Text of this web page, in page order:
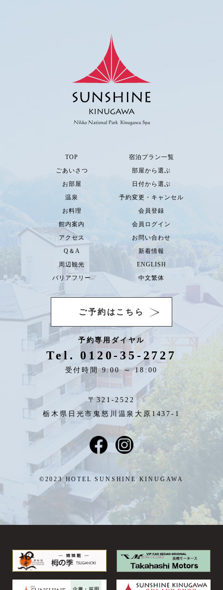
TOP
ごあいさつ
お部屋
温泉
お料理
館内案内
アクセス
Q＆A
周辺観光
バリアフリー
宿泊プラン一覧
部屋から選ぶ
日付から選ぶ
予約変更・キャンセル
会員登録
会員ログイン
お問い合わせ
新着情報
ENGLISH
中文繁体
ご予約はこちら
予約専用ダイヤル
Tel. 0120-35-2727
受付時間 9:00 ～ 18:00
〒321-2522
栃木県日光市鬼怒川温泉大原1437-1
©2023 HOTEL SUNSHINE KINUGAWA